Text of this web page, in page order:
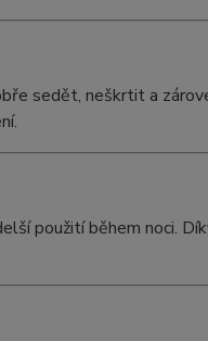
sedět, neškrtit a
použití během noci.